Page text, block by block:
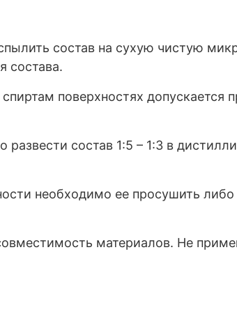
состав на сухую чистую
состава.
поверхностях допускается
состав 1:5 – 1:3 в
необходимо ее просушить либо
материалов. Не